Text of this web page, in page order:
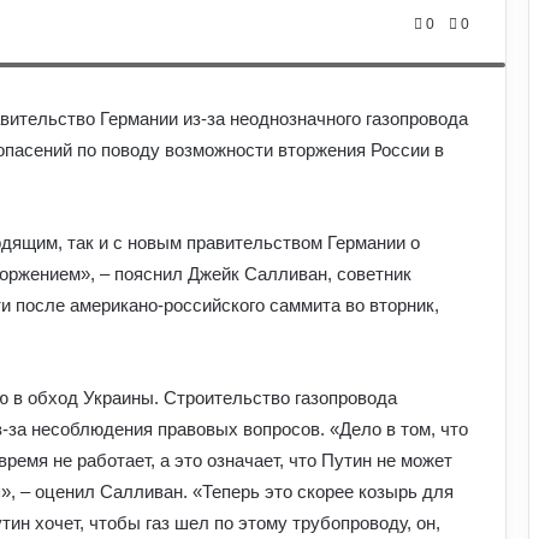
0 0
gas pipeline that she regards an important infrastructure project.
Германии из-за неоднозначного газопровода
по поводу возможности вторжения России в
так и с новым правительством Германии о
– пояснил Джейк Салливан, советник
американо-российского саммита во вторник,
в обход Украины. Строительство газопровода
несоблюдения правовых вопросов. «Дело в том, что
не работает, а это означает, что Путин не может
– оценил Салливан. «Теперь это скорее козырь для
хочет, чтобы газ шел по этому трубопроводу, он,
Чому демократія у різних країнах так
відрізняється: політологи про
функціональність держави
У Польщі знову побили українців: